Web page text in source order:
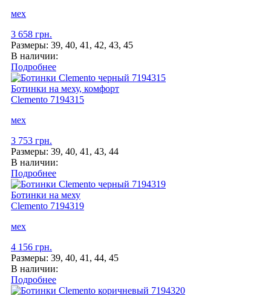
мех
3 658 грн.
Размеры: 39, 40, 41, 42, 43, 45
В наличии:
Подробнее
Ботинки на меху, комфорт
Clemento 7194315
мех
3 753 грн.
Размеры: 39, 40, 41, 43, 44
В наличии:
Подробнее
Ботинки на меху
Clemento 7194319
мех
4 156 грн.
Размеры: 39, 40, 41, 44, 45
В наличии:
Подробнее